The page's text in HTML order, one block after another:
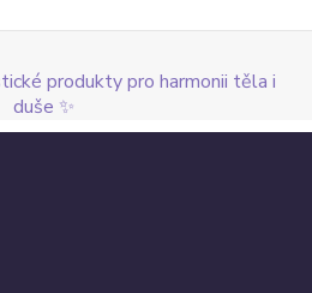
produkty pro harmonii těla i
duše ✨